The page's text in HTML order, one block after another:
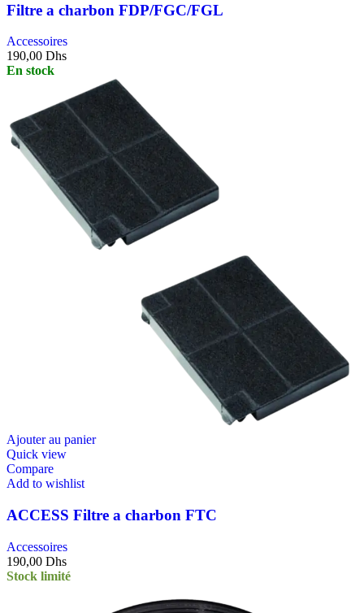
Filtre a charbon FDP/FGC/FGL
Accessoires
190,00 Dhs
En stock
Ajouter au panier
Quick view
Compare
Add to wishlist
ACCESS Filtre a charbon FTC
Accessoires
190,00 Dhs
Stock limité